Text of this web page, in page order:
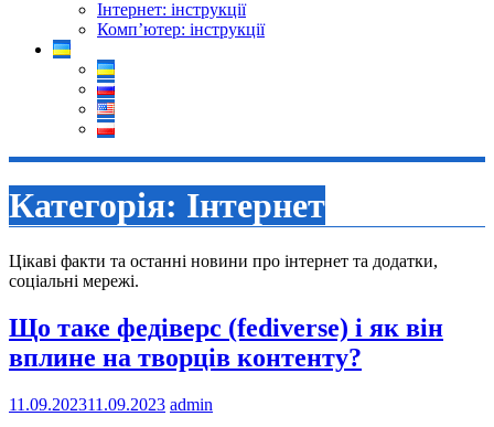
Інтернет: інструкції
Комп’ютер: інструкції
Категорія: Інтернет
Цікаві факти та останні новини про інтернет та додатки,
соціальні мережі.
Що таке федіверс (fediverse) і як він
вплине на творців контенту?
11.09.202311.09.2023 admin